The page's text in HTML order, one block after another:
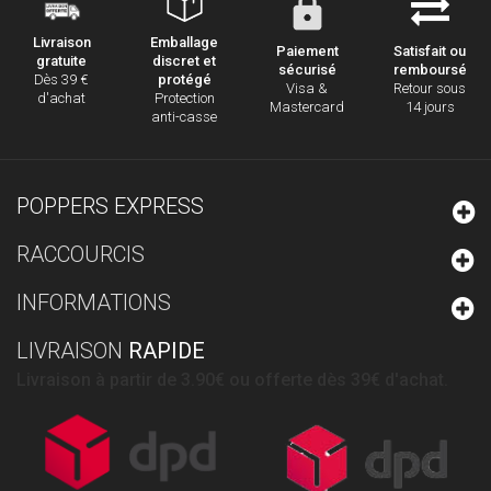
Livraison
gratuite
Dès 39 €
d'achat
Emballage
discret et
protégé
Protection
anti-casse
Paiement
sécurisé
Visa &
Mastercard
Satisfait ou
remboursé
Retour sous
14 jours
POPPERS EXPRESS
RACCOURCIS
INFORMATIONS
LIVRAISON RAPIDE